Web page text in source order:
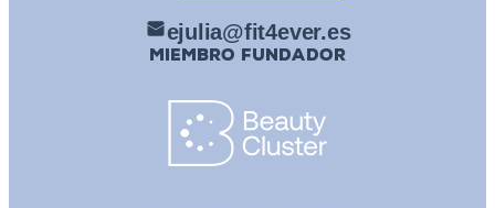
ejulia@fit4ever.es
MIEMBRO FUNDADOR